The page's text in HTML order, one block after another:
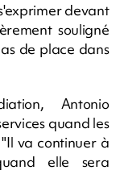
devant
souligné
de place dans
Antonio
quand les
va continuer à
elle sera